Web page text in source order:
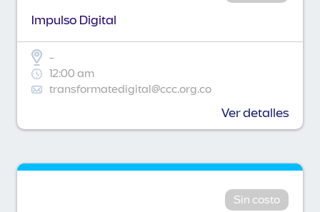
Impulso Digital
-
12:00 am
transformatedigital@ccc.org.co
Ver detalles
Sin costo